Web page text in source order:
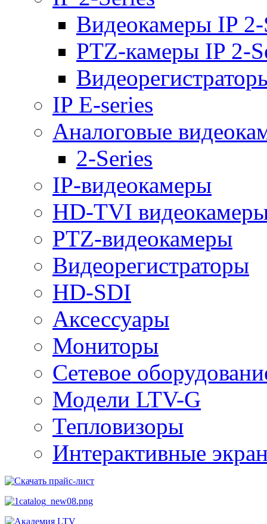
Видеокамеры IP 2-
PTZ-камеры IP 2-
IP E-series
Аналоговые
2-Series
IP-видеокамеры
HD-TVI
PTZ-видеокамеры
Видеорегистраторы
HD-SDI
Аксессуары
Мониторы
Сетевое
Модели LTV-G
Тепловизоры
Интерактивные